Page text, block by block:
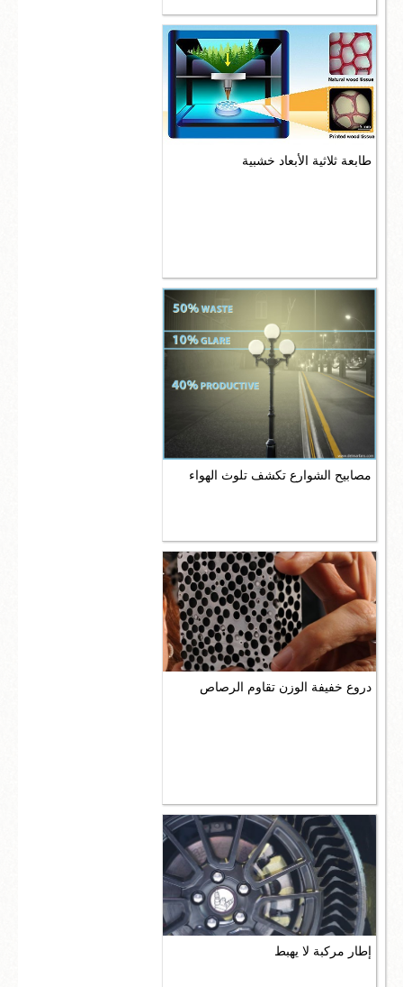
طابعة ثلاثية الأبعاد خشبية
مصابيح الشوارع تكشف تلوث الهواء
دروع خفيفة الوزن تقاوم الرصاص
إطار مركبة لا يهبط